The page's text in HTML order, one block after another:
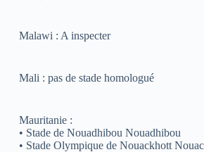
Malawi : A inspecter
Mali : pas de stade homologué
Mauritanie :
• Stade de Nouadhibou Nouadhibou
• Stade Olympique de Nouackhott